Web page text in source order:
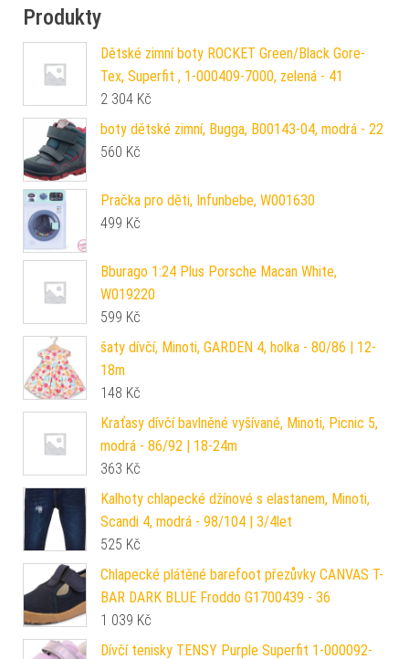
Produkty
Dětské zimní boty ROCKET Green/Black Gore-
Tex, Superfit , 1-000409-7000, zelená - 41
2 304 Kč
boty dětské zimní, Bugga, B00143-04, modrá - 22
560 Kč
Pračka pro děti, Infunbebe, W001630
499 Kč
Bburago 1:24 Plus Porsche Macan White,
W019220
599 Kč
šaty dívčí, Minoti, GARDEN 4, holka - 80/86 | 12-
18m
148 Kč
Kraťasy dívčí bavlněné vyšívané, Minoti, Picnic 5,
modrá - 86/92 | 18-24m
363 Kč
Kalhoty chlapecké džínové s elastanem, Minoti,
Scandi 4, modrá - 98/104 | 3/4let
525 Kč
Chlapecké plátěné barefoot přezůvky CANVAS T-
BAR DARK BLUE Froddo G1700439 - 36
1 039 Kč
Dívčí tenisky TENSY Purple Superfit 1-000092-